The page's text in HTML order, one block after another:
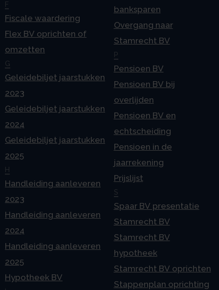
F
Fiscale waardering
Flex BV oprichten of
omzetten
G
Geleidebiljet jaarstukken
2023
Geleidebiljet jaarstukken
2024
Geleidebiljet jaarstukken
2025
H
Handleiding aanleveren
2023
Handleiding aanleveren
2024
Handleiding aanleveren
2025
Hypotheek BV
banksparen
Overgang naar
Stamrecht BV
P
Pensioen BV
Pensioen BV bij
overlijden
Pensioen BV en
echtscheiding
Pensioen in de
jaarrekening
Prijslijst
S
Spaar BV presentatie
Stamrecht BV
Stamrecht BV
hypotheek
Stamrecht BV oprichten
Stappenplan oprichting